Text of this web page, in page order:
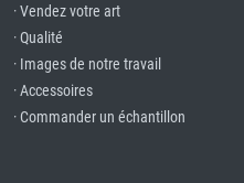
· Vendez votre art
· Qualité
· Images de notre travail
· Accessoires
· Commander un échantillon